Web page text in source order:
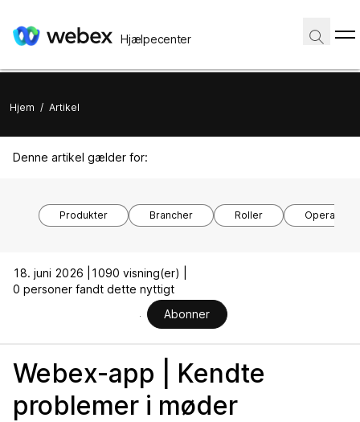
Hjælpecenter
Hjem / Artikel
Denne artikel gælder for:
Produkter Brancher Roller
18. juni 2026 |
1090 visning(er) |
0 personer fandt dette nyttigt
Abonner
Webex-app | Kendte
problemer i møder